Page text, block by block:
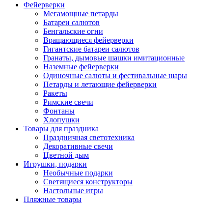
Фейерверки
Мегамощные петарды
Батареи салютов
Бенгальские огни
Вращающиеся фейерверки
Гигантские батареи салютов
Гранаты, дымовые шашки имитационные
Наземные фейерверки
Одиночные салюты и фестивальные шары
Петарды и летающие фейерверки
Ракеты
Римские свечи
Фонтаны
Хлопушки
Товары для праздника
Праздничная светотехника
Декоративные свечи
Цветной дым
Игрушки, подарки
Необычные подарки
Светящиеся конструкторы
Настольные игры
Пляжные товары